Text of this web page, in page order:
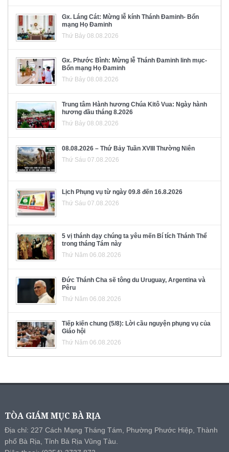
Gx. Láng Cát: Mừng lễ kính Thánh Đaminh- Bổn
mạng Họ Đaminh
Thứ Bảy 08.08.2026
Gx. Phước Bình: Mừng lễ Thánh Đaminh linh mục-
Bổn mạng Họ Đaminh
Thứ Bảy 08.08.2026
Trung tâm Hành hương Chúa Kitô Vua: Ngày hành
hương đầu tháng 8.2026
Thứ Bảy 08.08.2026
08.08.2026 – Thứ Bảy Tuần XVIII Thường Niên
Thứ Sáu 07.08.2026
Lịch Phụng vụ từ ngày 09.8 đến 16.8.2026
Thứ Sáu 07.08.2026
5 vị thánh dạy chúng ta yêu mến Bí tích Thánh Thể
trong tháng Tám này
Thứ Năm 06.08.2026
Đức Thánh Cha sẽ tông du Uruguay, Argentina và
Pêru
Thứ Năm 06.08.2026
Tiếp kiến chung (5/8): Lời cầu nguyện phụng vụ của
Giáo hội
Thứ Năm 06.08.2026
TÒA GIÁM MỤC BÀ RỊA
Địa chỉ: 227 Cách Mạng Tháng Tám, Phường Phước Hiệp, Thành
phố Bà Rịa, Tỉnh Bà Rịa Vũng Tàu.